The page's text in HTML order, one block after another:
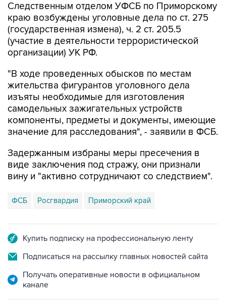
Следственным отделом УФСБ по Приморскому
краю возбуждены уголовные дела по ст. 275
(государственная измена), ч. 2 ст. 205.5
(участие в деятельности террористической
организации) УК РФ.
"В ходе проведенных обысков по местам
жительства фигурантов уголовного дела
изъяты необходимые для изготовления
самодельных зажигательных устройств
компоненты, предметы и документы, имеющие
значение для расследования", - заявили в ФСБ.
Задержанным избраны меры пресечения в
виде заключения под стражу, они признали
вину и "активно сотрудничают со следствием".
ФСБ Росгвардия Приморский край
Купить подписку на профессиональную ленту
Подписаться на рассылку главных новостей сайта
Получать оперативные новости в официальном
канале